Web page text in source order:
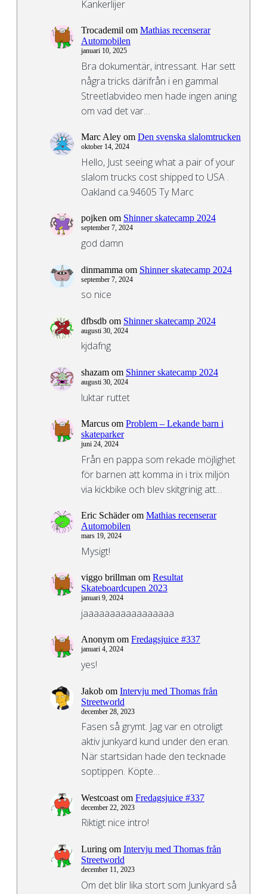
Kankerlijer
Trocademil om Mathias recenserar
Automobilen
januari 10, 2025
Bra dokumentär, intressant. Har sett
några tricks därifrån i en gammal
Streetlabvideo men hade ingen aning
om vad det var…
Marc Aley om Den svenska slalomtrucken
oktober 14, 2024
Hello, Just seeing what a pair of your
slalom trucks cost shipped to USA .
Oakland ca.94605 Ty Marc
pojken om Shinner skatecamp 2024
september 7, 2024
god damn
dinmamma om Shinner skatecamp 2024
september 7, 2024
so nice
dfbsdb om Shinner skatecamp 2024
augusti 30, 2024
kjdafng
shazam om Shinner skatecamp 2024
augusti 30, 2024
luktar ruttet
Marcus om Problem – Lekande barn i
skateparker
juni 24, 2024
Från en pappa som rekade möjlighet
för barnen att komma in i trix miljön
via kickbike och blev skitgrinig att…
Eric Schäderom Mathias recenserar
Automobilen
mars 19, 2024
Mysigt!
viggo brillman om Resultat
Skateboardcupen 2023
januari 9, 2024
jaaaaaaaaaaaaaaaaa
Anonym om Fredagsjuice #337
januari 4, 2024
yes!
Jakob om Intervju med Thomas från
Streetworld
december 28, 2023
Fasen så grymt. Jag var en otroligt
aktiv junkyard kund under den eran.
När startsidan hade den tecknade
soptippen. Köpte…
Westcoast om Fredagsjuice #337
december 22, 2023
Riktigt nice intro!
Luring om Intervju med Thomas från
Streetworld
december 11, 2023
Om det blir lika stort som Junkyard så